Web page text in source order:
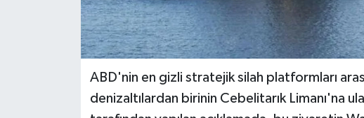
ABD'nin en gizli stratejik silah platformları
denizaltılardan birinin Cebelitarık Limanı'na